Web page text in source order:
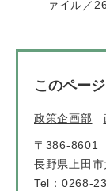
ァイル／
このペー
政策企画部
〒386-8601
長野県上田
Tel：0268-